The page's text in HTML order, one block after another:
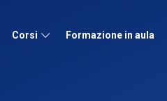
Corsi Formazione in aula